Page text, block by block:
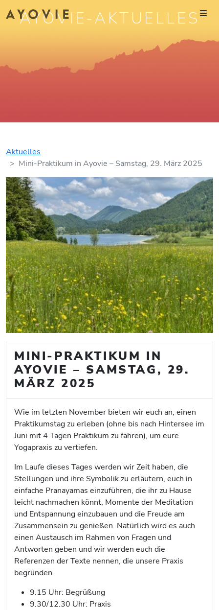
AYOVIE-AKTUELLES
Aktuelles
Mini-Praktikum in Ayovie – Samstag, 29. März 2025
MINI-PRAKTIKUM IN
AYOVIE – SAMSTAG, 29.
MÄRZ 2025
Wie im letzten November bieten wir euch an, einen
Praktikumstag zu erleben (ohne bis nach Hintersee im
Juni mit 4 Tagen Praktikum zu fahren), um eure
Yogapraxis zu vertiefen.
Im Laufe dieses Tages werden wir Zeit haben, die
Stellungen und ihre Symbolik zu erläutern, euch in
einfache Pranayamas einzuführen, die ihr zu Hause
leicht nachmachen könnt, Momente der Meditation
und Entspannung einzubauen und die Freude am
Zusammensein zu genießen. Natürlich wird es auch
einen Austausch im Rahmen von Fragen und
Antworten geben und wir werden euch die
Referenzen der Texte nennen, die unsere Praxis
begründen.
9.15 Uhr: Begrüßung
9.30/12.30 Uhr: Praxis